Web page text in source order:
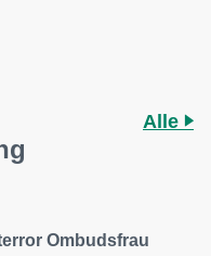
Alle
Ombudsfrau